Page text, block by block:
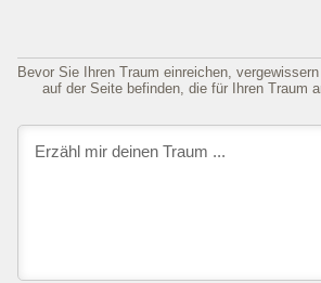
Bevor Sie Ihren Traum einreichen,
auf der Seite befinden, die für Ihren Traum